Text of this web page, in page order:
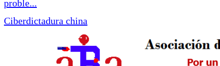
proble...
Ciberdictadura china